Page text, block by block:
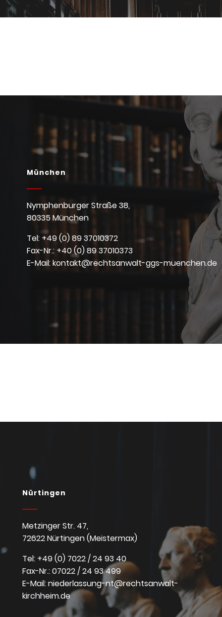
München
Nymphenburger Straße 38,
80335 München
Tel: +49 (0) 89 37010372
Fax-Nr.: +40 (0) 89 37010373
E-Mail: kontakt@rechtsanwalt-ggs-muenchen.de
Nürtingen
Metzinger Str. 47,
72622 Nürtingen (Meistermax)
Tel: +49 (0) 7022 / 24 93 40
Fax-Nr.: 07022 / 24 93 499
E-Mail:niederlassung-nt@rechtsanwalt-
kirchheim.de